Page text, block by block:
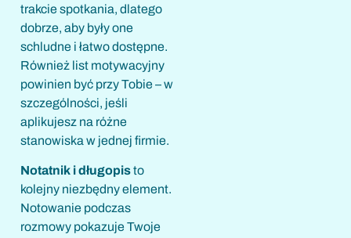
trakcie spotkania, dlatego
dobrze, aby były one
schludne i łatwo dostępne.
Również list motywacyjny
powinien być przy Tobie – w
szczególności, jeśli
aplikujesz na różne
stanowiska w jednej firmie.
Notatnik i długopisto
kolejny niezbędny element.
Notowanie podczas
rozmowy pokazuje Twoje